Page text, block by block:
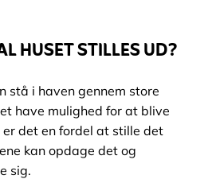
HUSET STILLES UD?
stå i haven gennem store
have mulighed for at blive
det en fordel at stille det
kan opdage det og
sig.